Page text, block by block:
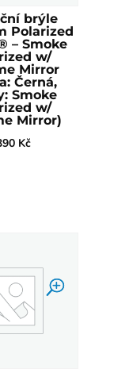
brýle
Polarized
– Smoke
w/
Mirror
Černá,
Smoke
w/
Mirror)
Kč